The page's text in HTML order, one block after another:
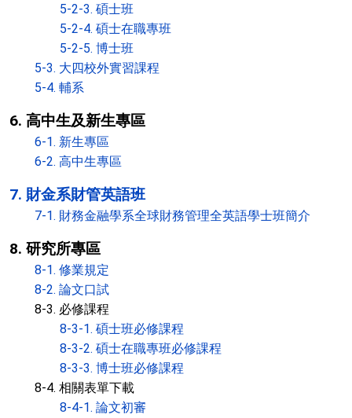
5-2-3. 碩士班
5-2-4. 碩士在職專班
5-2-5. 博士班
5-3. 大四校外實習課程
5-4. 輔系
6. 高中生及新生專區
6-1. 新生專區
6-2. 高中生專區
7. 財金系財管英語班
7-1. 財務金融學系全球財務管理全英語學士班簡介
8. 研究所專區
8-1. 修業規定
8-2. 論文口試
8-3. 必修課程
8-3-1. 碩士班必修課程
8-3-2. 碩士在職專班必修課程
8-3-3. 博士班必修課程
8-4. 相關表單下載
8-4-1. 論文初審